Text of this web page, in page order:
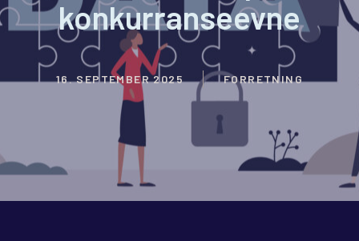
konkurranseevne
16. SEPTEMBER 2025 FORRETNING